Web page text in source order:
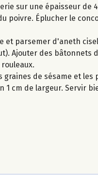
sur une épaisseur de
poivre. Éplucher le
parsemer d'aneth
Ajouter des bâtonnets
de sésame et les
1 cm de largeur. Servir